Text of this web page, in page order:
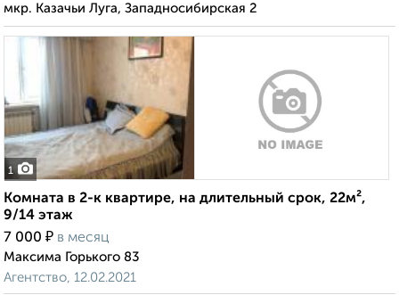
мкр. Казачьи Луга, Западносибирская 2
1
Комната в 2-к квартире, на длительный срок, 22м²,
9/14 этаж
7 000 ₽ в месяц
Максима Горького 83
Агентство, 12.02.2021